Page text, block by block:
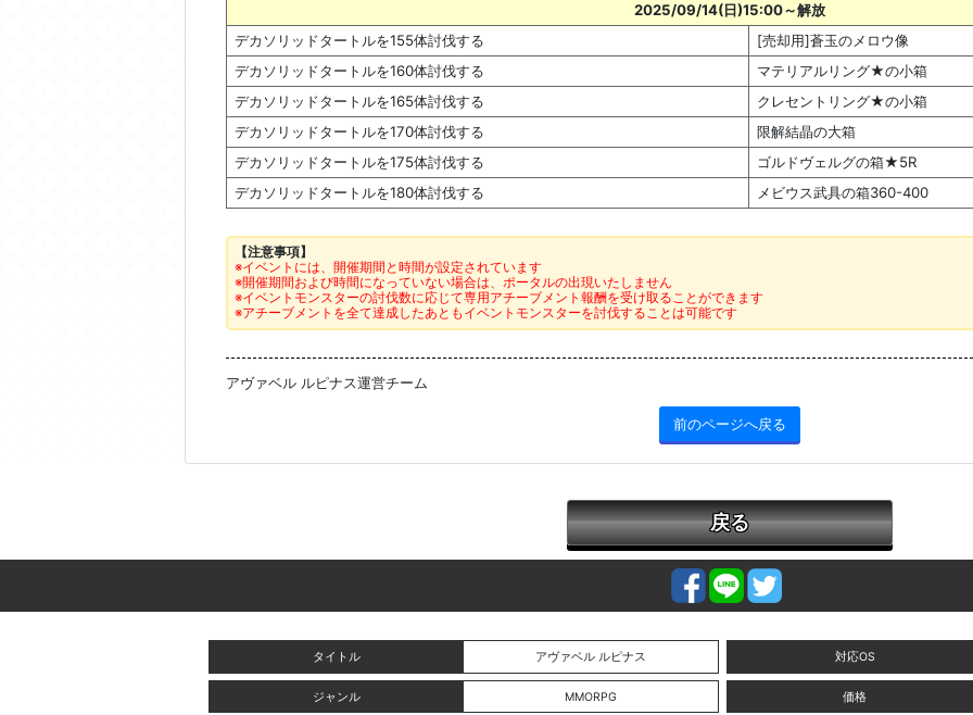
2025/09/14(日)15:00～解放
デカソリッドタートルを155体討伐する
[売却用]蒼玉のメロウ像
デカソリッドタートルを160体討伐する
マテリアルリング★の小箱
デカソリッドタートルを165体討伐する
クレセントリング★の小箱
デカソリッドタートルを170体討伐する
限解結晶の大箱
デカソリッドタートルを175体討伐する
ゴルドヴェルグの箱★5R
デカソリッドタートルを180体討伐する
メビウス武具の箱360-400
【注意事項】
※イベントには、開催期間と時間が設定されています
※開催期間および時間になっていない場合は、ポータルの出現いたしません
※イベントモンスターの討伐数に応じて専用アチーブメント報酬を受け取ることができます
※アチーブメントを全て達成したあともイベントモンスターを討伐することは可能です
アヴァベル ルピナス運営チーム
前のページへ戻る
戻る
タイトル アヴァベル ルピナス 対応OS
ジャンル MMORPG 価格